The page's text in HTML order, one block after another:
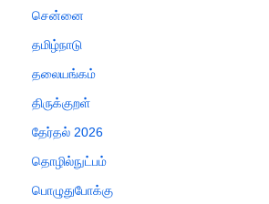
சென்னை
தமிழ்நாடு
தலையங்கம்
திருக்குறள்
தேர்தல் 2026
தொழில்நுட்பம்
பொழுதுபோக்கு